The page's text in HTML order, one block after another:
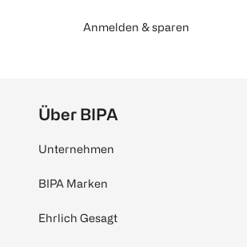
Anmelden & sparen
Über BIPA
Unternehmen
BIPA Marken
Ehrlich Gesagt